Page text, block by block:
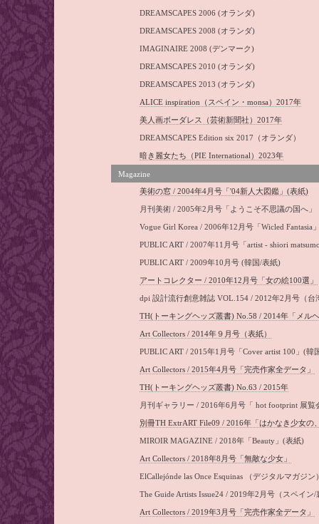
DREAMSCAPES 2006 (オランダ)
DREAMSCAPES 2008 (オランダ)
IMAGINAIRE 2008 (デンマーク)
DREAMSCAPES 2010 (オランダ)
DREAMSCAPES 2013 (オランダ)
ALICE inspiration（スペイン・monsa）2017年
美人画ボーダレス（芸術新聞社）2017年
DREAMSCAPES Edition six 2017（オランダ）
暗き麗女たち（PIE International）2023年
Magazine
美術の窓 / 2004年4月号「'04新人大図鑑」(表紙)
月刊美術 / 2005年2月号「ようこそ不思議の国へ」
Vogue Girl Korea / 2006年12月号「Wicled Fantasia
PUBLIC ART / 2007年11月号「artist - shiori
PUBLIC ART / 2009年10月号 (韓国/表紙)
アートコレクター / 2010年12月号「女の絵100選」
dpi 設計流行創意雑誌 VOL.154 / 2012年2月号（台
TH(トーキングヘッズ叢書) No.58 / 2014年「メル
Art Collectors / 2014年９月号（表紙）
PUBLIC ART / 2015年1月号「Cover artist 100」(韓
Art Collectors / 2015年4月号「完売作家全データ」
TH(トーキングヘッズ叢書) No.63 / 2015年
月刊ギャラリー / 2016年6月号「 hot footprint 展覧
別冊TH ExtrART File09 / 2016年「はかなき少女の
MIROIR MAGAZINE / 2018年「Beauty」(表紙)
Art Collectors / 2018年8月号「無敵な少女」
ElCallejónde las Once Esquinas （デジタルマガジ
The Guide Artists Issue24 / 2019年2月号（スペイン/
Art Collectors / 2019年3月号「完売作家全データ」